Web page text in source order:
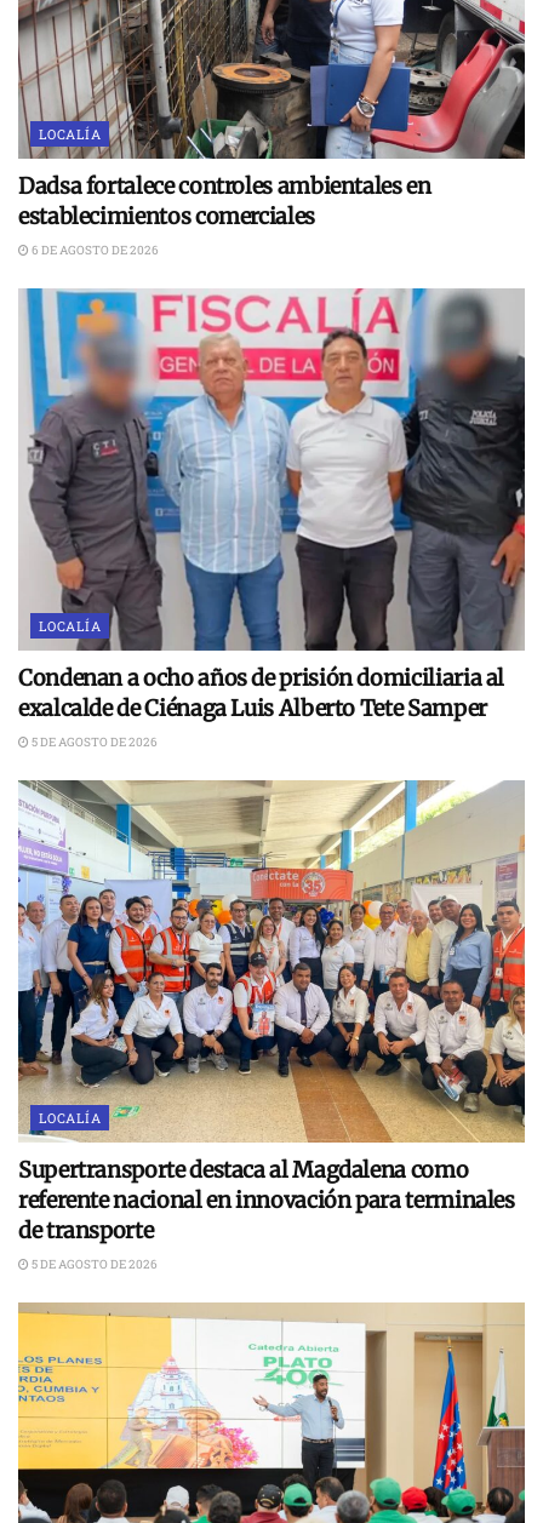
LOCALÍA
Dadsa fortalece controles ambientales en
establecimientos comerciales
6 DE AGOSTO DE 2026
LOCALÍA
Condenan a ocho años de prisión domiciliaria al
exalcalde de Ciénaga Luis Alberto Tete Samper
5 DE AGOSTO DE 2026
LOCALÍA
Supertransporte destaca al Magdalena como
referente nacional en innovación para terminales
de transporte
5 DE AGOSTO DE 2026